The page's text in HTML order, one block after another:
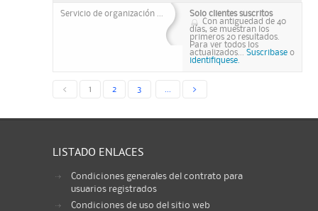
Servicio de organización ...
Solo clientes suscritos
Con antiguedad de 40
días, se muestran los
primeros 20 resultados.
Para ver todos los
actualizados... Suscribase o
identifiquese.
< 1 2 3 >
LISTADO ENLACES
Condiciones generales del contrato para
usuarios registrados
Condiciones de uso del sitio web